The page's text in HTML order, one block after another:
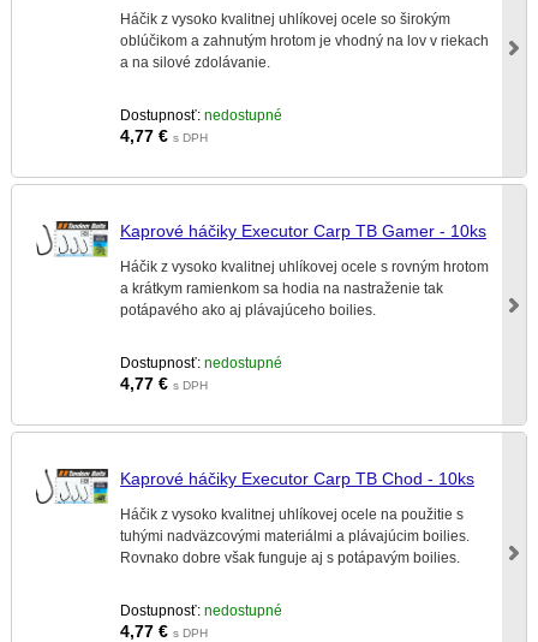
Háčik z vysoko kvalitnej uhlíkovej ocele so širokým
oblúčikom a zahnutým hrotom je vhodný na lov v riekach
a na silové zdolávanie.
Dostupnosť: nedostupné
4,77 € s DPH
Kaprové háčiky Executor Carp TB Gamer - 10ks
Háčik z vysoko kvalitnej uhlíkovej ocele s rovným hrotom
a krátkym ramienkom sa hodia na nastraženie tak
potápavého ako aj plávajúceho boilies.
Dostupnosť: nedostupné
4,77 € s DPH
Kaprové háčiky Executor Carp TB Chod - 10ks
Háčik z vysoko kvalitnej uhlíkovej ocele na použitie s
tuhými nadväzcovými materiálmi a plávajúcim boilies.
Rovnako dobre však funguje aj s potápavým boilies.
Dostupnosť: nedostupné
4,77 € s DPH